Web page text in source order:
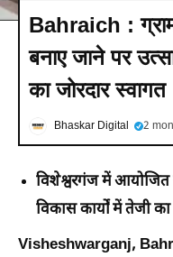
Bahraich :
बनाए जाने पर
का जोरदार स्वागत
Bhaskar Digital 2
विशेश्वरगंज में आयोजित
विकास कार्यों में तेजी
Visheshwarganj,